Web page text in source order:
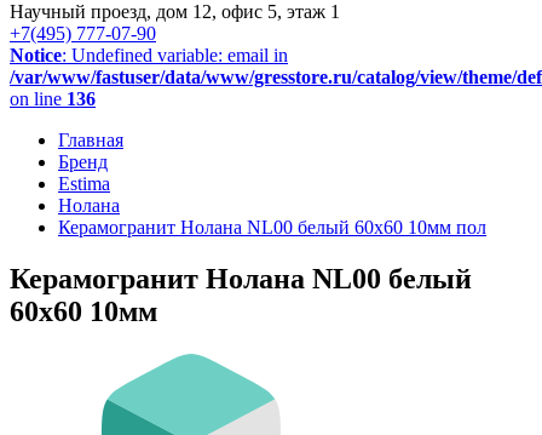
Научный проезд, дом 12, офис 5, этаж 1
+7(495) 777-07-90
Notice: Undefined variable: email in
/var/www/fastuser/data/www/gresstore.ru/catalog/view/theme/
on line 136
Главная
Бренд
Estima
Нолана
Керамогранит Нолана NL00 белый 60x60 10мм пол
Керамогранит Нолана NL00 белый
60x60 10мм